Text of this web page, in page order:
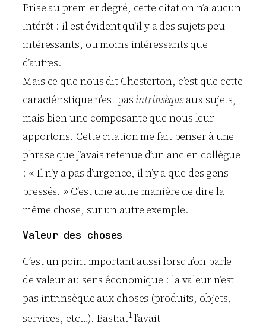
Prise au premier degré, cette citation n’a aucun
intérêt : il est évident qu’il y a des sujets peu
intéressants, ou moins intéressants que
d’autres.
Mais ce que nous dit Chesterton, c’est que cette
caractéristique n’est pas intrinsèqueaux sujets,
mais bien une composante que nous leur
apportons. Cette citation me fait penser à une
phrase que j’avais retenue d’un ancien collègue
: « Il n’y a pas d’urgence, il n’y a que des gens
pressés. » C’est une autre manière de dire la
même chose, sur un autre exemple.
Valeur des choses
C’est un point important aussi lorsqu’on parle
de valeur au sens économique : la valeur n’est
pas intrinsèque aux choses (produits, objets,
services, etc…). Bastiat1 l’avait